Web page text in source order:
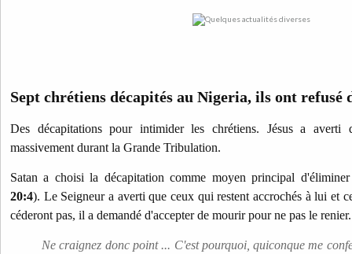
Sept chrétiens décapités au Nigeria, ils ont refusé
Des décapitations pour intimider les chrétiens. Jésus a averti
massivement durant la Grande Tribulation.
Satan a choisi la décapitation comme moyen principal
20:4). Le Seigneur a averti que ceux qui restent accrochés à lui et
céderont pas, il a demandé d'accepter de mourir pour ne pas le renier.
Ne craignez donc point ... C'est pourquoi, quiconque me